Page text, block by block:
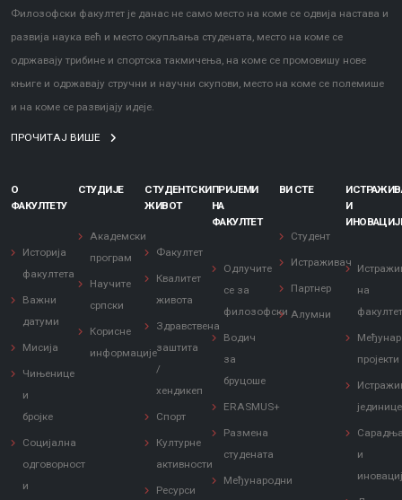
Филозофски факултет је данас не само место на коме се одвија настава и
развија наука већ и место окупљања студената, место на коме се
одржавају трибине и спортска такмичења, на коме се промовишу нове
књиге и одржавају стручни и научни скупови, место на коме се полемише
и на коме се развијају идеје.
ПРОЧИТАЈ ВИШЕ
О
ФАКУЛТЕТУ
Историја
факултета
Важни
датуми
Мисија
Чињенице
и
бројке
Социјална
одговорност
и
СТУДИЈЕ
Академски
програм
Научите
српски
Корисне
информације
СТУДЕНТСКИ
ЖИВОТ
Факултет
Квалитет
живота
Здравствена
заштита
/
хендикеп
Спорт
Културне
активности
Ресурси
ПРИЈЕМИ
НА
ФАКУЛТЕТ
Одлучите
се за
филозофски
Водич
за
бруцоше
ERASMUS+
Размена
студената
Међународни
ВИ СТЕ
Студент
Истраживач
Партнер
Алумни
И
на
пројекти
јединице
и